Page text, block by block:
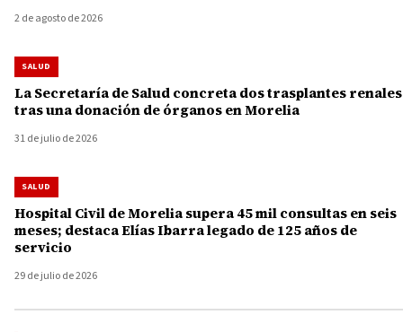
2 de agosto de 2026
SALUD
La Secretaría de Salud concreta dos trasplantes renales
tras una donación de órganos en Morelia
31 de julio de 2026
SALUD
Hospital Civil de Morelia supera 45 mil consultas en seis
meses; destaca Elías Ibarra legado de 125 años de
servicio
29 de julio de 2026